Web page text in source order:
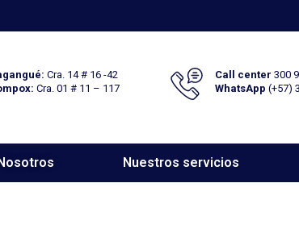
Cra. 14 # 16 -42
Cra. 01 # 11 – 117
Call center 300
WhatsApp (+57)
Nuestros servicios